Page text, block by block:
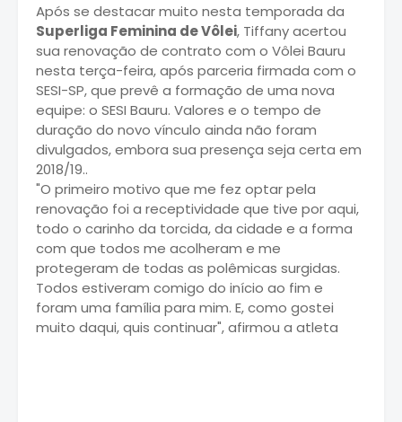
Após se destacar muito nesta temporada da
Superliga Feminina de Vôlei, Tiffany acertou
sua renovação de contrato com o Vôlei Bauru
nesta terça-feira, após parceria firmada com o
SESI-SP, que prevê a formação de uma nova
equipe: o SESI Bauru. Valores e o tempo de
duração do novo vínculo ainda não foram
divulgados, embora sua presença seja certa em
2018/19..
"O primeiro motivo que me fez optar pela
renovação foi a receptividade que tive por aqui,
todo o carinho da torcida, da cidade e a forma
com que todos me acolheram e me
protegeram de todas as polêmicas surgidas.
Todos estiveram comigo do início ao fim e
foram uma família para mim. E, como gostei
muito daqui, quis continuar", afirmou a atleta